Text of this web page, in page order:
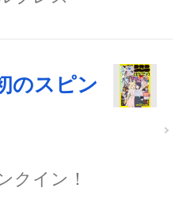
のスピン
クイン！